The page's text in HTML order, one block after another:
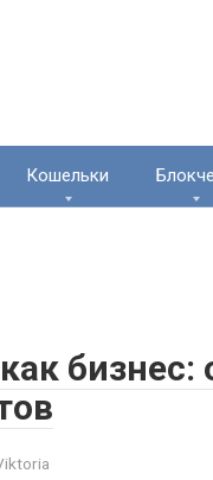
Кошельки
бизнес: